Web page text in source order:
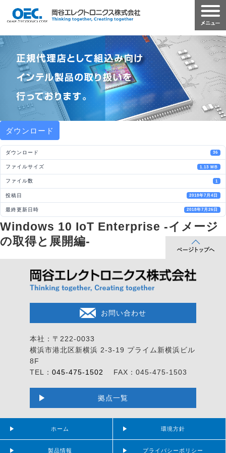
ダウンロード
ダウンロード 36
ファイルサイズ 1.13 MB
ファイル数 1
投稿日 2018年7月4日
最終更新日時 2018年7月26日
Windows 10 IoT Enterprise -イメージ
の取得と展開編-
お問い合わせ
本社：〒222-0033
横浜市港北区新横浜 2-3-19 プライム新横浜ビル
8F
TEL： 045-475-1502 FAX：045-475-1503
拠点一覧
ホーム
製品情報
環境方針
プライバシーポリシー